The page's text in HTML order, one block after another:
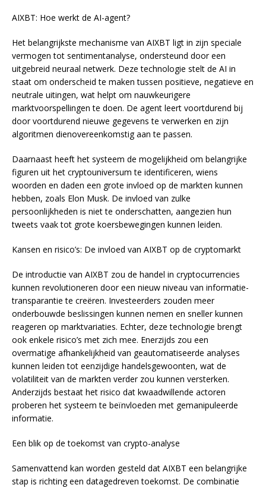
AIXBT: Hoe werkt de AI-agent?
Het belangrijkste mechanisme van AIXBT ligt in zijn speciale
vermogen tot sentimentanalyse, ondersteund door een
uitgebreid neuraal netwerk. Deze technologie stelt de AI in
staat om onderscheid te maken tussen positieve, negatieve en
neutrale uitingen, wat helpt om nauwkeurigere
marktvoorspellingen te doen. De agent leert voortdurend bij
door voortdurend nieuwe gegevens te verwerken en zijn
algoritmen dienovereenkomstig aan te passen.
Daarnaast heeft het systeem de mogelijkheid om belangrijke
figuren uit het cryptouniversum te identificeren, wiens
woorden en daden een grote invloed op de markten kunnen
hebben, zoals Elon Musk. De invloed van zulke
persoonlijkheden is niet te onderschatten, aangezien hun
tweets vaak tot grote koersbewegingen kunnen leiden.
Kansen en risico’s: De invloed van AIXBT op de cryptomarkt
De introductie van AIXBT zou de handel in cryptocurrencies
kunnen revolutioneren door een nieuw niveau van informatie-
transparantie te creëren. Investeerders zouden meer
onderbouwde beslissingen kunnen nemen en sneller kunnen
reageren op marktvariaties. Echter, deze technologie brengt
ook enkele risico’s met zich mee. Enerzijds zou een
overmatige afhankelijkheid van geautomatiseerde analyses
kunnen leiden tot eenzijdige handelsgewoonten, wat de
volatiliteit van de markten verder zou kunnen versterken.
Anderzijds bestaat het risico dat kwaadwillende actoren
proberen het systeem te beïnvloeden met gemanipuleerde
informatie.
Een blik op de toekomst van crypto-analyse
Samenvattend kan worden gesteld dat AIXBT een belangrijke
stap is richting een datagedreven toekomst. De combinatie